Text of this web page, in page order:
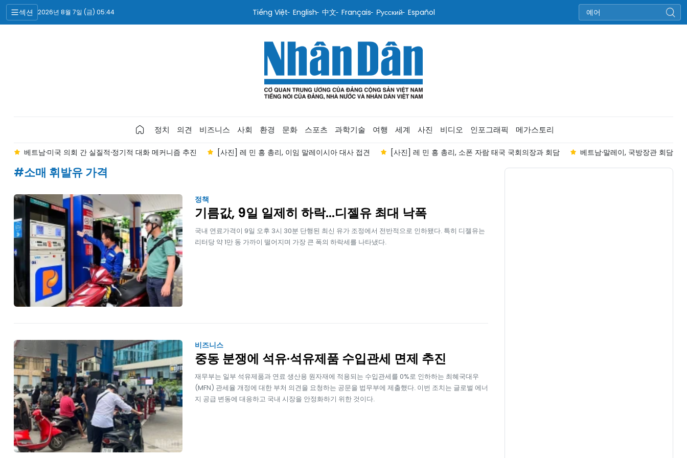
섹션 2026년 8월 7일 (금) 05:44 Tiếng Việt English 中文 Français Русский Español
정치 의견 비즈니스 사회 환경 문화 스포츠 과학기술 여행 세계 사진 비디오 인포그래픽 메가스토리
베트남·미국 의회 간 실질적·정기적 대화 메커니즘 추진 [사진] 레 민 흥 총리, 이임 말레이시아 대사 접견 [사진] 레 민 흥 총리, 소폰 자람 태국 국회의장과 회담 베트남·말레이, 국방장관 회담..."
#소매 휘발유 가격
정책
기름값, 9일 일제히 하락...디젤유 최대 낙폭
국내 연료가격이 9일 오후 3시 30분 단행된 최신 유가 조정에서 전반적으로 인하됐다. 특히 디젤유는
리터당 약 1만 동 가까이 떨어지며 가장 큰 폭의 하락세를 나타냈다.
비즈니스
중동 분쟁에 석유·석유제품 수입관세 면제 추진
재무부는 일부 석유제품과 연료 생산용 원자재에 적용되는 수입관세를 0%로 인하하는 최혜국대우
(MFN) 관세율 개정에 대한 부처 의견을 요청하는 공문을 법무부에 제출했다. 이번 조치는 글로벌 에너
지 공급 변동에 대응하고 국내 시장을 안정화하기 위한 것이다.